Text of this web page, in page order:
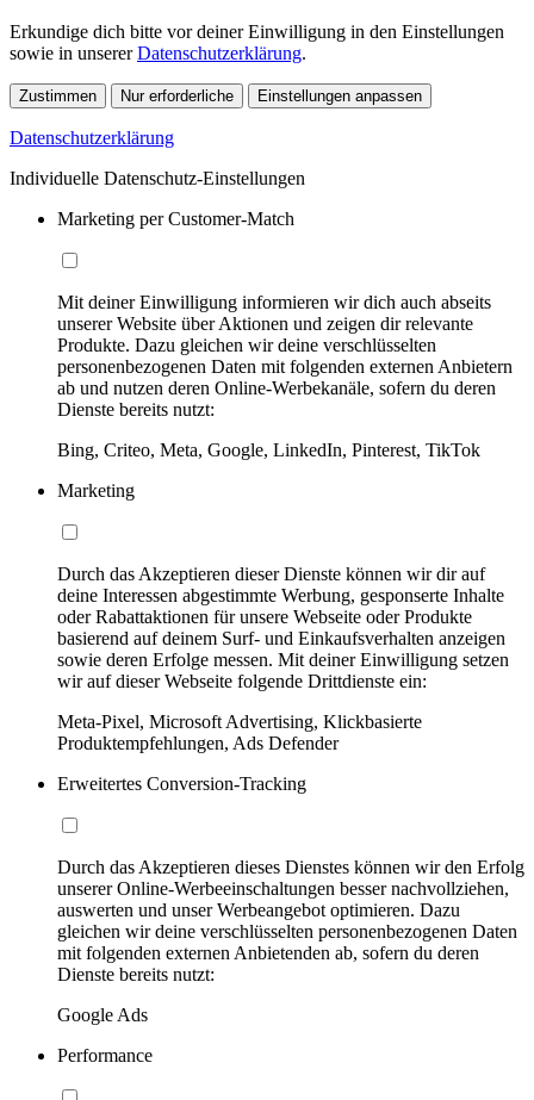
Erkundige dich bitte vor deiner Einwilligung in den Einstellungen
sowie in unsererDatenschutzerklärung.
Zustimmen Nur erforderliche Einstellungen anpassen
Datenschutzerklärung
Individuelle Datenschutz-Einstellungen
Marketing per Customer-Match
Mit deiner Einwilligung informieren wir dich auch abseits
unserer Website über Aktionen und zeigen dir relevante
Produkte. Dazu gleichen wir deine verschlüsselten
personenbezogenen Daten mit folgenden externen Anbietern
ab und nutzen deren Online-Werbekanäle, sofern du deren
Dienste bereits nutzt:
Bing, Criteo, Meta, Google, LinkedIn, Pinterest, TikTok
Marketing
Durch das Akzeptieren dieser Dienste können wir dir auf
deine Interessen abgestimmte Werbung, gesponserte Inhalte
oder Rabattaktionen für unsere Webseite oder Produkte
basierend auf deinem Surf- und Einkaufsverhalten anzeigen
sowie deren Erfolge messen. Mit deiner Einwilligung setzen
wir auf dieser Webseite folgende Drittdienste ein:
Meta-Pixel, Microsoft Advertising, Klickbasierte
Produktempfehlungen, Ads Defender
Erweitertes Conversion-Tracking
Durch das Akzeptieren dieses Dienstes können wir den Erfolg
unserer Online-Werbeeinschaltungen besser nachvollziehen,
auswerten und unser Werbeangebot optimieren. Dazu
gleichen wir deine verschlüsselten personenbezogenen Daten
mit folgenden externen Anbietenden ab, sofern du deren
Dienste bereits nutzt:
Google Ads
Performance